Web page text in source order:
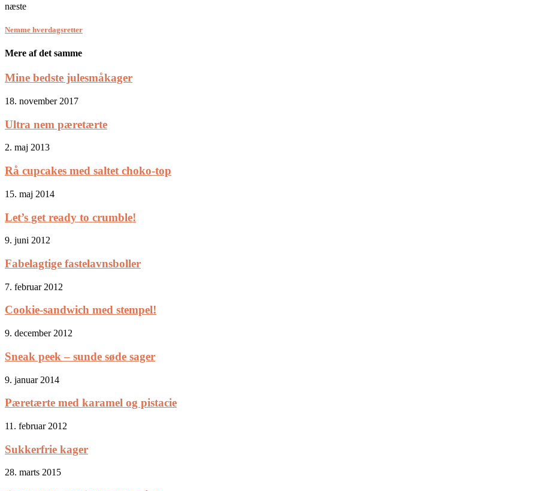
næste
Nemme hverdagsretter
Mere af det samme
Mine bedste julesmåkager
18. november 2017
Ultra nem pæretærte
2. maj 2013
Rå cupcakes med saltet choko-top
15. maj 2014
Let’s get ready to crumble!
9. juni 2012
Fabelagtige fastelavnsboller
7. februar 2012
Cookie-sandwich med stempel!
9. december 2012
Sneak peek – sunde søde sager
9. januar 2014
Pæretærte med karamel og pistacie
11. februar 2012
Sukkerfrie kager
28. marts 2015